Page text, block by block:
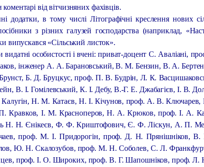
від вітчизняних фахівців.
додатки, в тому числі Літографічні креслення нових
з різних галузей господарства (наприклад,
випускався «Сільський листок».
видатні особистості і вчені: приват-доцент С. Аваліані,
інженер А. А. Барановський, В. М. Бензин, В. А.
Б. Д. Бруцкус, проф. П. В. Будрін, Л. К.
В. І. Гомілевський, К. І. Дебу, В.-Г. Е. Джабагієв, І. В.
Н. М. Катаєв, Н. І. Кічунов, проф. А. В. Ключарев,
Кравков, І. М. Красноперов, Н. А. Крюков, проф. І. А.
Н. Н. Єнікеєв, Ф. Ф. Криштофович, Є. Ф. Ліскун, А. П.
проф. М. І. Придорогін, проф. Д. Н. Прянішніков, В.
Ю. Н. Скалозубов, проф. М. Н. Соболев, С. Л.
проф. І. О. Широких, проф. В. Г. Шапошніков, проф. Л.